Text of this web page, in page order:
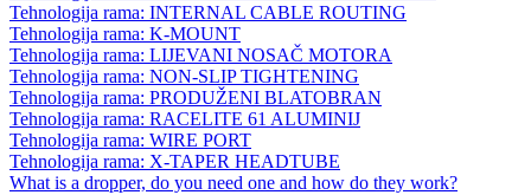
Tehnologija rama: INTERNAL CABLE ROUTING
Tehnologija rama: K-MOUNT
Tehnologija rama: LIJEVANI NOSAČ MOTORA
Tehnologija rama: NON-SLIP TIGHTENING
Tehnologija rama: PRODUŽENI BLATOBRAN
Tehnologija rama: RACELITE 61 ALUMINIJ
Tehnologija rama: WIRE PORT
Tehnologija rama: X-TAPER HEADTUBE
What is a dropper, do you need one and how do they work?